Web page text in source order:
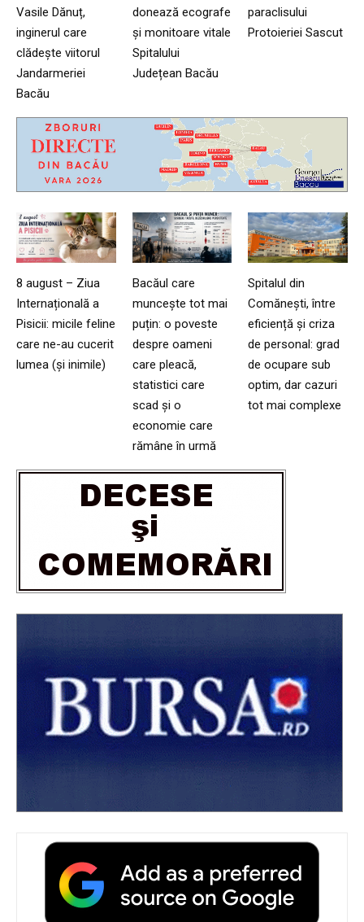
Vasile Dănuț,
inginerul care
clădește viitorul
Jandarmeriei
Bacău
donează ecografe
și monitoare vitale
Spitalului
Județean Bacău
paraclisului
Protoieriei Sascut
8 august – Ziua
Internațională a
Pisicii: micile feline
care ne-au cucerit
lumea (și inimile)
Bacăul care
muncește tot mai
puțin: o poveste
despre oameni
care pleacă,
statistici care
scad și o
economie care
rămâne în urmă
Spitalul din
Comănești, între
eficiență și criza
de personal: grad
de ocupare sub
optim, dar cazuri
tot mai complexe